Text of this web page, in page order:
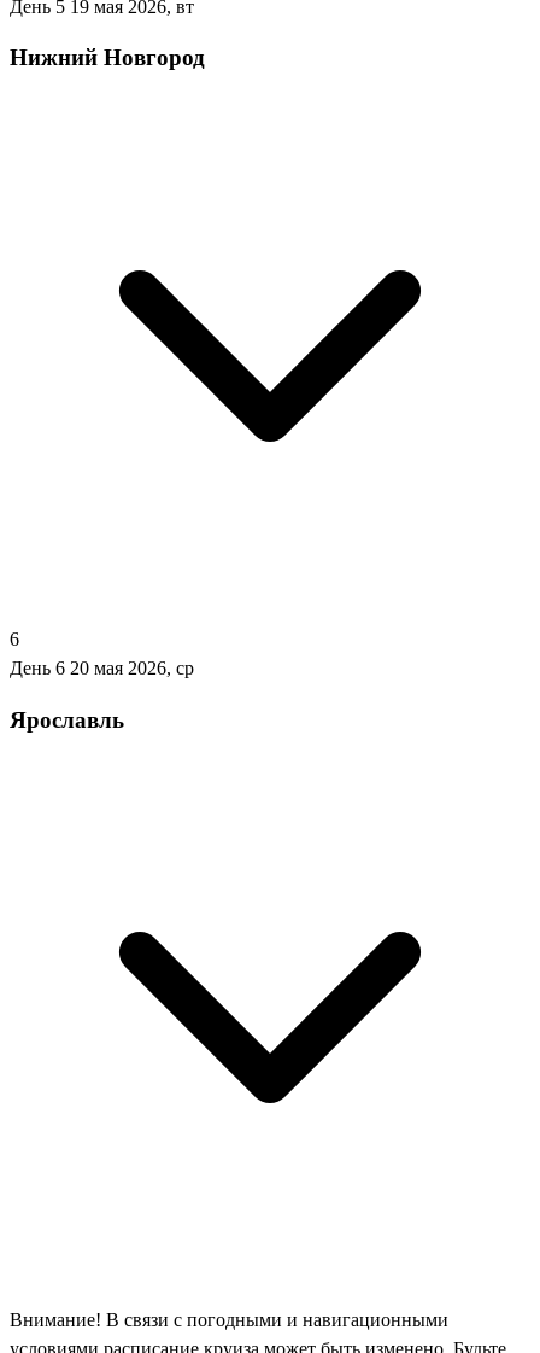
День 5 19 мая 2026, вт
Нижний Новгород
6
День 6 20 мая 2026, ср
Ярославль
Внимание! В связи с погодными и навигационными